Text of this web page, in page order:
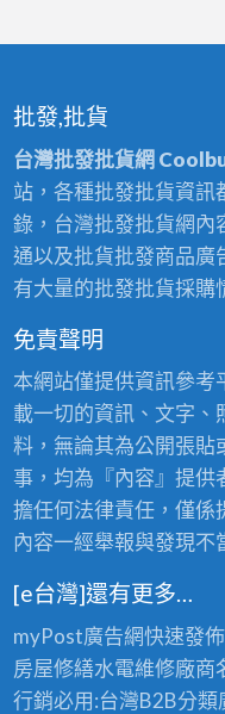
批發,批貨
台灣批發批貨網
站，各種批發批貨資訊
錄，台灣批發批貨網內
通以及批貨批發商品廣
有大量的批發批貨採購
免責聲明
本網站僅提供資訊參考
載一切的資訊、文字、
料，無論其為公開張貼
事，均為『內容』提供
擔任何法律責任，僅係
內容一經舉報與發現不
[e台灣]還有更多…
myPost廣告網快速發佈
房屋修繕水電維修廠商
行銷必用:台灣B2B分類